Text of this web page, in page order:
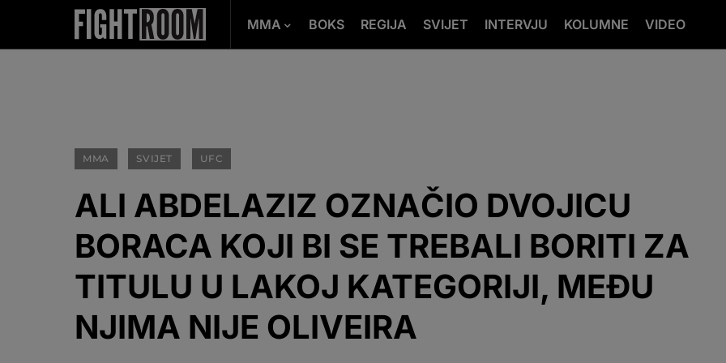
MMA BOKS REGIJA SVIJET INTERVJU KOLUMNE VIDEO
MMA SVIJET UFC
ALI ABDELAZIZ OZNAČIO DVOJICU
BORACA KOJI BI SE TREBALI BORITI ZA
TITULU U LAKOJ KATEGORIJI, MEĐU
NJIMA NIJE OLIVEIRA